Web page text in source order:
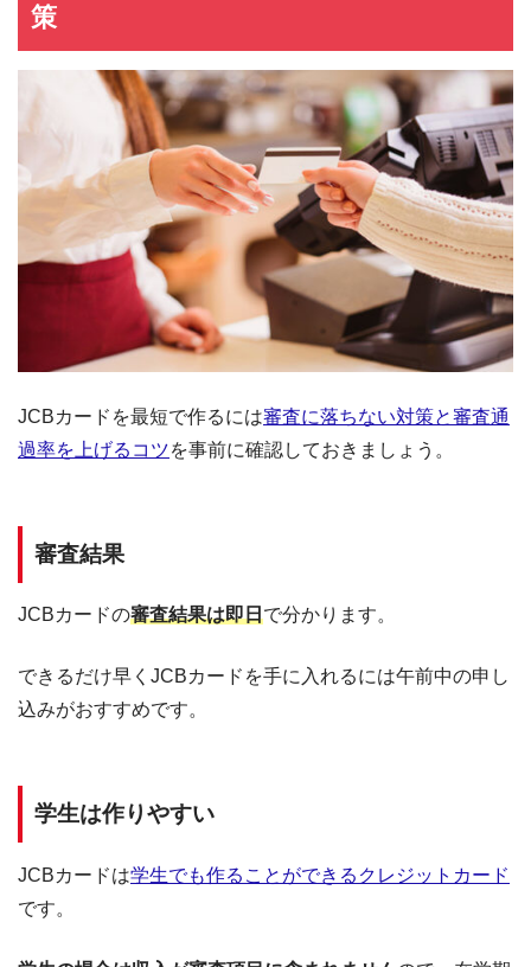
策
JCBカードを最短で作るには審査に落ちない対策と審査通
過率を上げるコツを事前に確認しておきましょう。
審査結果
JCBカードの審査結果は即日で分かります。
できるだけ早くJCBカードを手に入れるには午前中の申し
込みがおすすめです。
学生は作りやすい
JCBカードは学生でも作ることができるクレジットカード
です。